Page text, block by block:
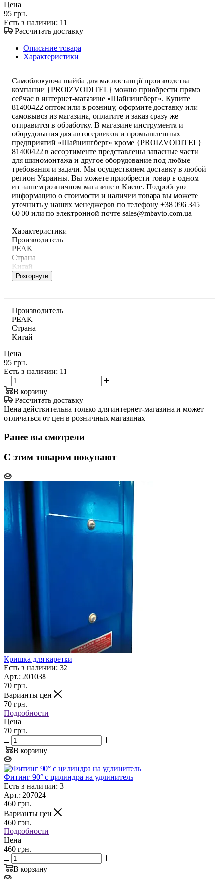
Цена
95 грн.
Есть в наличии: 11
Рассчитать доставку
Описание товара
Характеристики
Самоблокуюча шайба для маслостанції производства
компании {PROIZVODITEL} можно приобрести прямо
сейчас в интернет-магазине «Шайнингберг». Купите
81400422 оптом или в розницу, оформите доставку или
самовывоз из магазина, оплатите и заказ сразу же
отправится в обработку. В магазине инструмента и
оборудования для автосервисов и промышленных
предприятий «Шайнингберг» кроме {PROIZVODITEL}
81400422 в ассортименте представлены запасные части
для шиномонтажа и другое оборудование под любые
требования и задачи. Мы осуществляем доставку в любой
регион Украины. Вы можете приобрести товар в одном
из нашем розничном магазине в Киеве. Подробную
информацию о стоимости и наличии товара вы можете
уточнить у наших менеджеров по телефону +38 096 345
60 00 или по электронной почте sales@mbavto.com.ua
Характеристики
Производитель
PEAK
Страна
Китай
Розгорнути
Производитель
PEAK
Страна
Китай
Цена
95 грн.
Есть в наличии: 11
В корзину
Рассчитать доставку
Цена действительна только для интернет-магазина и может
отличаться от цен в розничных магазинах
Ранее вы смотрели
С этим товаром покупают
Кришка для каретки
Есть в наличии: 32
Арт.: 201038
70 грн.
Варианты цен
70 грн.
Подробности
Цена
70 грн.
В корзину
Фитинг 90° с цилиндра на удлинитель
Есть в наличии: 3
Арт.: 207024
460 грн.
Варианты цен
460 грн.
Подробности
Цена
460 грн.
В корзину